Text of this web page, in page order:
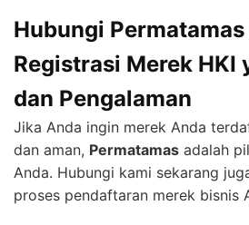
Hubungi
Registrasi Merek HKI
dan Pengalaman
Jika Anda ingin merek Anda
dan aman, Permatamas adalah
Anda. Hubungi kami sekarang
proses pendaftaran merek bisnis